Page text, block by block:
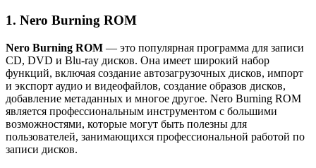
1. Nero Burning ROM
Nero Burning ROM — это популярная программа для записи
CD, DVD и Blu-ray дисков. Она имеет широкий набор
функций, включая создание автозагрузочных дисков, импорт
и экспорт аудио и видеофайлов, создание образов дисков,
добавление метаданных и многое другое. Nero Burning ROM
является профессиональным инструментом с большими
возможностями, которые могут быть полезны для
пользователей, занимающихся профессиональной работой по
записи дисков.